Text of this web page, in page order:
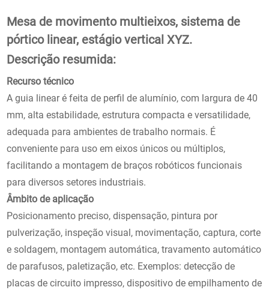
Mesa de movimento multieixos, sistema de
pórtico linear, estágio vertical XYZ.
Descrição resumida:
Recurso técnico
A guia linear é feita de perfil de alumínio, com largura de 40
mm, alta estabilidade, estrutura compacta e versatilidade,
adequada para ambientes de trabalho normais. É
conveniente para uso em eixos únicos ou múltiplos,
facilitando a montagem de braços robóticos funcionais
para diversos setores industriais.
Âmbito de aplicação
Posicionamento preciso, dispensação, pintura por
pulverização, inspeção visual, movimentação, captura, corte
e soldagem, montagem automática, travamento automático
de parafusos, paletização, etc. Exemplos: detecção de
placas de circuito impresso, dispositivo de empilhamento de